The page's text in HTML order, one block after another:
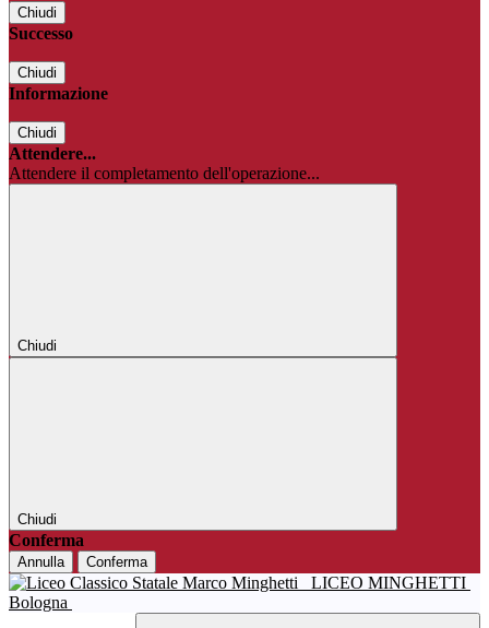
Chiudi
Successo
Chiudi
Informazione
Chiudi
Attendere...
Attendere il completamento dell'operazione...
Chiudi
Chiudi
Conferma
Annulla Conferma
LICEO MINGHETTI
Bologna